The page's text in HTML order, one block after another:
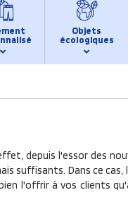
Objets
écologiques
depuis l'essor des
suffisants. Dans ce
l'offrir à vos clients